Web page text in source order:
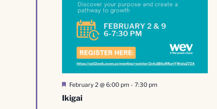
Ikigai
Destacado
February 2 @ 6:00 pm - 7:30 pm